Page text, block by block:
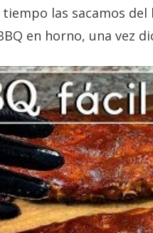
tiempo las sacamos
en horno, una vez